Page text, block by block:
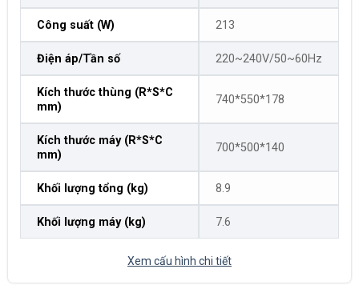
Công suất (W) 213
Điện áp/Tần số 220~240V/50~60Hz
Kích thước thùng (R*S*C
mm)
740*550*178
Kích thước máy (R*S*C
mm)
700*500*140
Khối lượng tổng (kg) 8.9
Khối lượng máy (kg) 7.6
Xem cấu hình chi tiết